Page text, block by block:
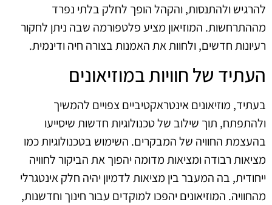
להרגיש ולהתנסות, והקהל הופך לחלק בלתי נפרד
מההתרחשות. המוזיאון מציע פלטפורמה שבה ניתן לחקור
רעיונות חדשים, ולחוות את האמנות בצורה חיה ודינמית.
העתיד של חוויות במוזיאונים
בעתיד, מוזיאונים אינטראקטיביים צפויים להמשיך
ולהתפתח, תוך שילוב של טכנולוגיות חדשות שיסייעו
בהעצמת החוויה של המבקרים. השימוש בטכנולוגיות כמו
מציאות רבודה ומציאות מדומה יהפוך את הביקור לחוויה
ייחודית, בה המעבר בין מציאות לדמיון יהיה חלק אינטגרלי
מהחוויה. המוזיאונים יהפכו למוקדים עבור חינוך וחדשנות,